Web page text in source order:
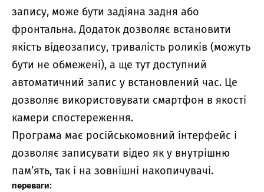
запису, може бути задіяна задня або
фронтальна. Додаток дозволяє встановити
якість відеозапису, тривалість роликів (можуть
бути не обмежені), а ще тут доступний
автоматичний запис у встановлений час. Це
дозволяє використовувати смартфон в якості
камери спостереження.
Програма має російськомовний інтерфейс і
дозволяє записувати відео як у внутрішню
пам’ять, так і на зовнішні накопичувачі.
переваги: